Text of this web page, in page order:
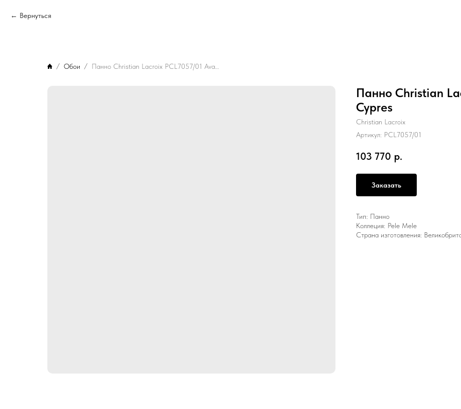
Вернуться
Обои
Панно Christian
Cypres
Christian Lacroix
Артикул: PCL7057/01
103 770 р.
Заказать
Тип: Панно
Коллеция: Pele Mele
Страна изготовления: